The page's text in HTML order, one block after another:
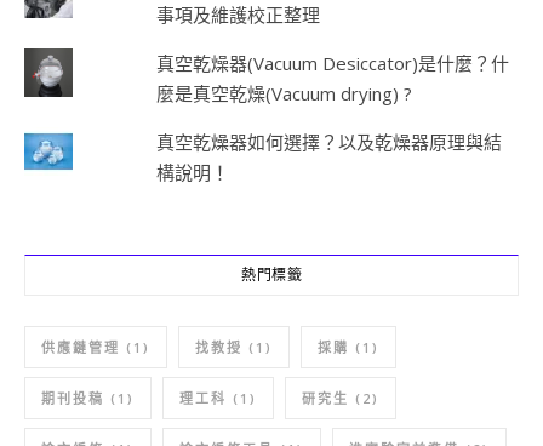
事項及維護校正整理
真空乾燥器(Vacuum Desiccator)是什麼？什
麼是真空乾燥(Vacuum drying) ?
真空乾燥器如何選擇？以及乾燥器原理與結
構說明！
熱門標籤
供應鏈管理 (1) 找教授 (1) 採購 (1)
期刊投稿 (1) 理工科 (1) 研究生 (2)